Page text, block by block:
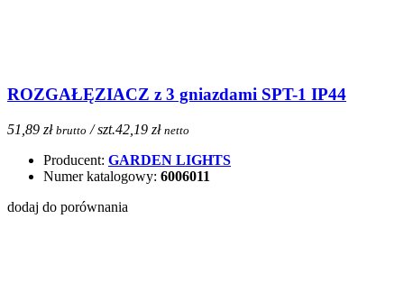
ROZGAŁĘZIACZ z 3 gniazdami SPT-1 IP44
51,89 zł brutto / szt.42,19 zł netto
Producent: GARDEN LIGHTS
Numer katalogowy: 6006011
dodaj do porównania